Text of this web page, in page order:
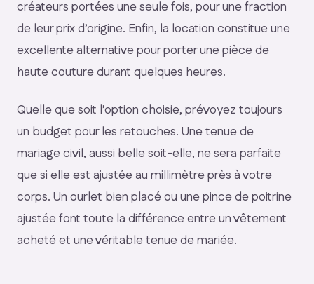
créateurs portées une seule fois, pour une fraction
de leur prix d’origine. Enfin, la location constitue une
excellente alternative pour porter une pièce de
haute couture durant quelques heures.
Quelle que soit l’option choisie, prévoyez toujours
un budget pour les retouches. Une tenue de
mariage civil, aussi belle soit-elle, ne sera parfaite
que si elle est ajustée au millimètre près à votre
corps. Un ourlet bien placé ou une pince de poitrine
ajustée font toute la différence entre un vêtement
acheté et une véritable tenue de mariée.